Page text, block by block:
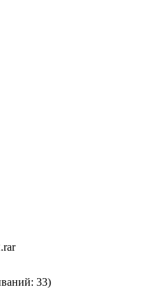
33)